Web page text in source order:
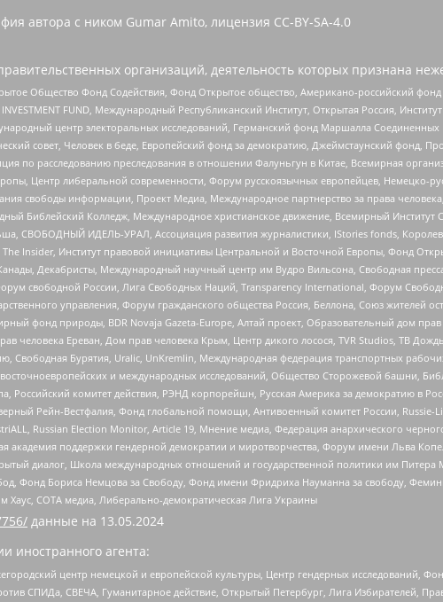
автора с ником Gumar Amito, лицензия CC-BY-SA-4.0
организаций, деятельность которых признана
Общество Фонд Содействия, Фонд Открытое общество, Американо-российский
FUND, Международный Республиканский Институт, Открытая Россия,
центр электоральных исследований, Германский фонд Маршалла
совет, Человек в беде, Европейский фонд за демократию, Джеймстаунский фонд,
по расследованию преследования в отношении Фалуньгун в Китае, Всемирная
Центр либеральной современности, Форум русскоязычных европейцев, Немецко-
свободы информации, Проект Медиа, Международное партнерство за права
Библейский Колледж, Международное христианское движение, Всемирный Институт
СВОБОДНЫЙ ИДЕЛЬ-УРАЛ, Ассоциация развития журналистики, IStories fonds,
Insider, Институт правовой инициативы Центральной и Восточной Европы, Фонд
Декабристы, Международный научный центр им Вудро Вильсона, Свободная
свободной России, Лига Свободных Наций, Transparеncy International, Форум
управления, Форум гражданского общества Россия, Беллона, Союз
фонд природы, BDR Novaja Gazeta-Europe, Алтай проект, Образовательный дом
человека Ереван, Дом прав человека Крым, Центр дикого лосося, TVR Studios, ТВ
Свободная Бурятия, Uralic, UnKremlin, Международная федерация транспортных
и международных исследований, Общество Сторожевой башни,
Российский комитет действия, РЭНД корпорейшн, Русская Америка за демократию в
Рейн-Вестфалия, Фонд глобальной помощи, Антивоенный комитет России, Russie-
Russian Election Monitor, Article 19, Мнение медиа, Федерация анархического
поддержки гендерной демократии и миротворчества, Форум имени Льва
диалог, Школа международных отношений и государственной политики им
Фонд Бориса Немцова за Свободу, Фонд имени Фридриха Науманна за свободу,
СОТА медиа, Либерально-демократическая Лига Украины
данные на 13.05.2024
иностранного агента:
центр немецкой и европейской культуры, Центр гендерных исследований,
СПИДа, СВЕЧА, Гуманитарное действие, Открытый Петербург, Лига Избирателей,